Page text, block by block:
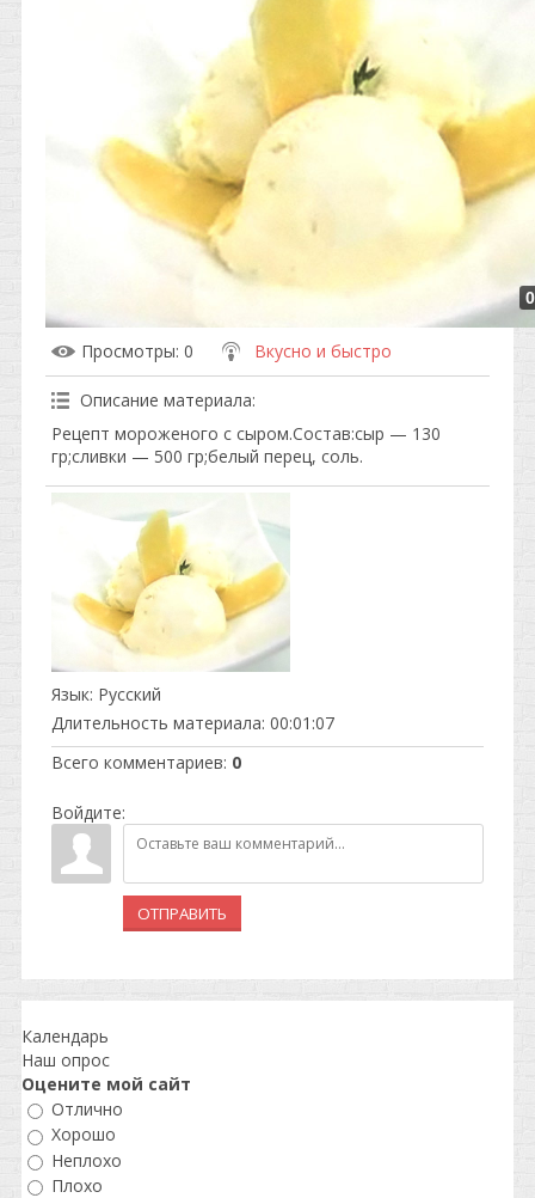
Просмотры: 0 Вкусно и быстро
Описание материала:
Рецепт мороженого с сыром.Состав:сыр — 130
гр;сливки — 500 гр;белый перец, соль.
Язык: Русский
Длительность материала: 00:01:07
Всего комментариев: 0
Войдите:
ОТПРАВИТЬ
Календарь
Наш опрос
Оцените мой сайт
Отлично
Хорошо
Неплохо
Плохо